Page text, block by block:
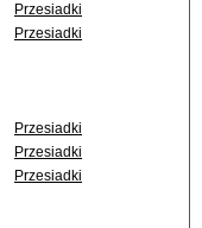
Przesiadki
Przesiadki
Przesiadki
Przesiadki
Przesiadki